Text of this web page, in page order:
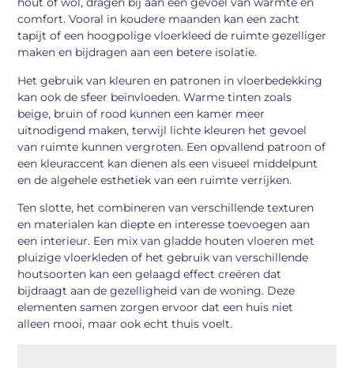
comfort. Vooral in koudere maanden kan een zacht
tapijt of een hoogpolige vloerkleed de ruimte gezelliger
maken en bijdragen aan een betere isolatie.
Het gebruik van kleuren en patronen in vloerbedekking
kan ook de sfeer beïnvloeden. Warme tinten zoals
beige, bruin of rood kunnen een kamer meer
uitnodigend maken, terwijl lichte kleuren het gevoel
van ruimte kunnen vergroten. Een opvallend patroon of
een kleuraccent kan dienen als een visueel middelpunt
en de algehele esthetiek van een ruimte verrijken.
Ten slotte, het combineren van verschillende texturen
en materialen kan diepte en interesse toevoegen aan
een interieur. Een mix van gladde houten vloeren met
pluizige vloerkleden of het gebruik van verschillende
houtsoorten kan een gelaagd effect creëren dat
bijdraagt aan de gezelligheid van de woning. Deze
elementen samen zorgen ervoor dat een huis niet
alleen mooi, maar ook echt thuis voelt.